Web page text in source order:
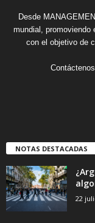
Desde
mundial, promoviendo
con el objetivo de
NOTAS DESTACADAS
22